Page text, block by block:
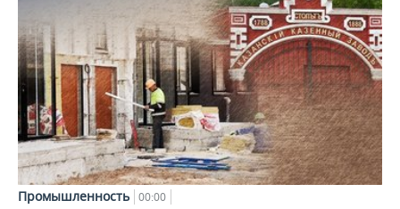
Промышленность 00:00